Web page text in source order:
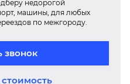
недорогой
машины, для любых
по межгороду.
звонок
стоимость